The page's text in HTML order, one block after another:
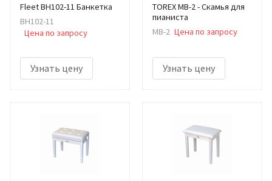
Fleet BH102-11 Банкетка
BH102-11
Цена по запросу
Узнать цену
TOREX MB-2 - Скамья для
пианиста
MB-2 Цена по запросу
Узнать цену